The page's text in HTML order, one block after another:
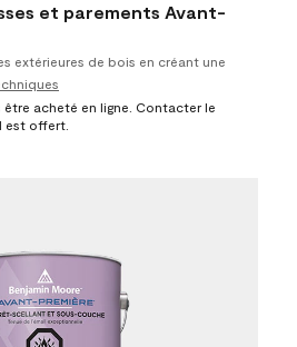
et parements Avant-
extérieures de bois en créant une
acheté en ligne. Contacter le
est offert.